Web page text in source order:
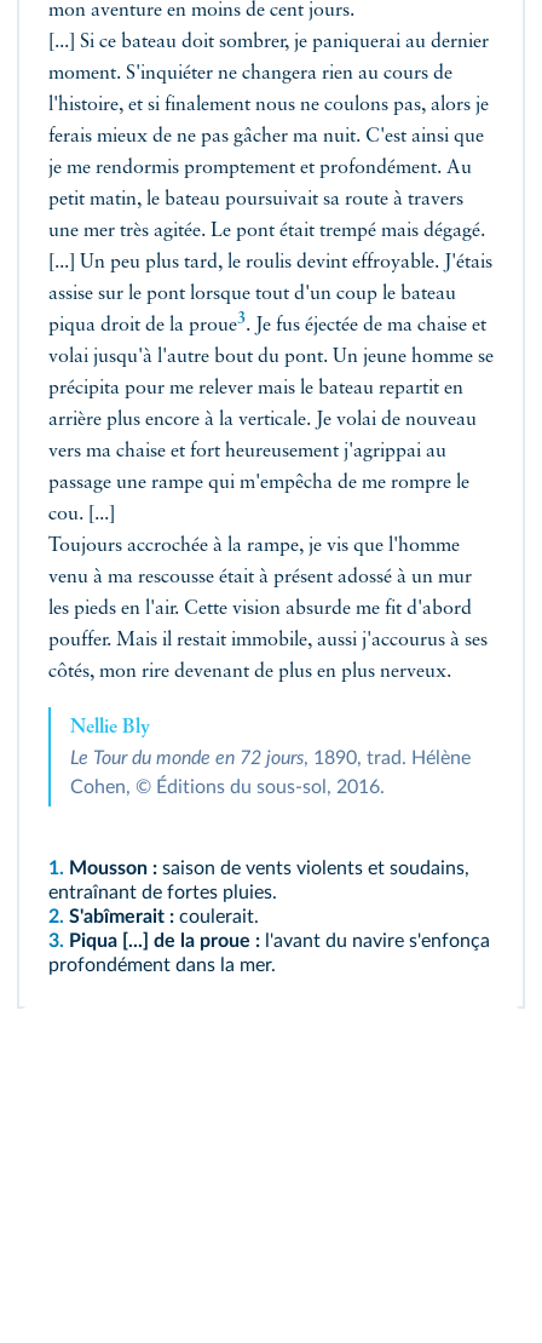
mon aventure en moins de cent jours.
[...] Si ce bateau doit sombrer, je paniquerai au dernier
moment. S'inquiéter ne changera rien au cours de
l'histoire, et si finalement nous ne coulons pas, alors je
ferais mieux de ne pas gâcher ma nuit. C'est ainsi que
je me rendormis promptement et profondément. Au
petit matin, le bateau poursuivait sa route à travers
une mer très agitée. Le pont était trempé mais dégagé.
[...] Un peu plus tard, le roulis devint effroyable. J'étais
assise sur le pont lorsque tout d'un coup le bateau
piqua droit de la proue3. Je fus éjectée de ma chaise et
volai jusqu'à l'autre bout du pont. Un jeune homme se
précipita pour me relever mais le bateau repartit en
arrière plus encore à la verticale. Je volai de nouveau
vers ma chaise et fort heureusement j'agrippai au
passage une rampe qui m'empêcha de me rompre le
cou. [...]
Toujours accrochée à la rampe, je vis que l'homme
venu à ma rescousse était à présent adossé à un mur
les pieds en l'air. Cette vision absurde me fit d'abord
pouffer. Mais il restait immobile, aussi j'accourus à ses
côtés, mon rire devenant de plus en plus nerveux.
Nellie Bly
Le Tour du monde en 72 jours, 1890, trad. Hélène
Cohen, © Éditions du sous-sol, 2016.
1. Mousson : saison de vents violents et soudains,
entraînant de fortes pluies.
2. S'abîmerait : coulerait.
3. Piqua [...] de la proue : l'avant du navire s'enfonça
profondément dans la mer.